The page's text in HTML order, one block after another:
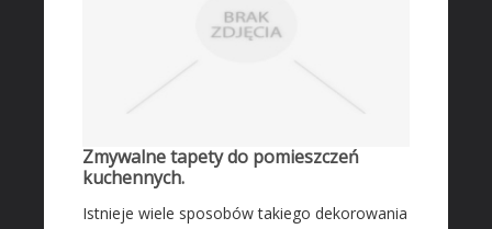
Sprzątanie, Porządkowanie
HOTELE
Hotele i Noclegi
Zmywalne tapety do pomieszczeń
kuchennych.
Istnieje wiele sposobów takiego dekorowania